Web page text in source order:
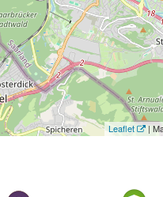
Leaflet |